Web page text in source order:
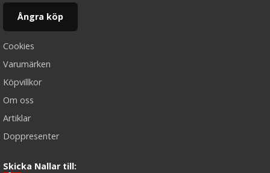
Ångra köp
Cookies
Varumärken
Köpvillkor
Om oss
Artiklar
Doppresenter
Skicka Nallar till: